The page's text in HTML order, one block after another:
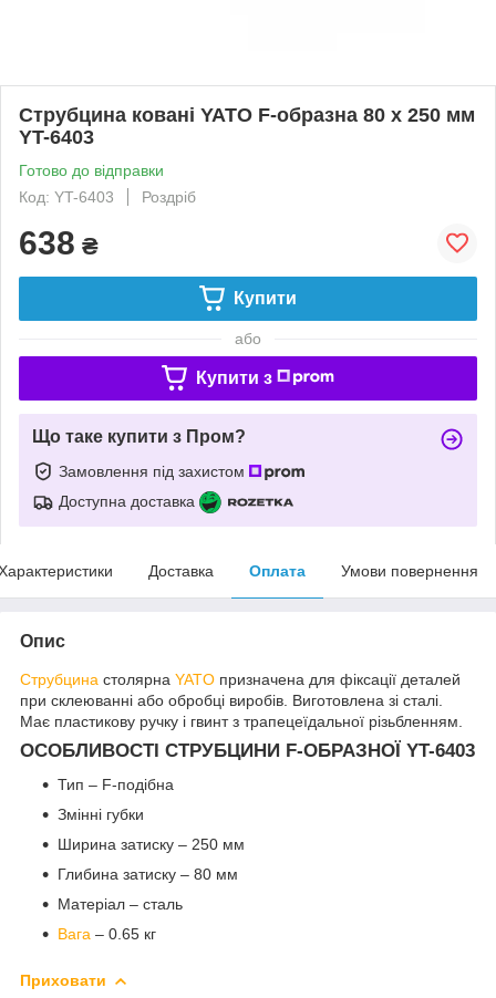
Струбцина ковані YATO F-образна 80 x 250 мм
YT-6403
Готово до відправки
Код: YT-6403
Роздріб
638 ₴
Купити
або
Купити з
Що таке купити з Пром?
Замовлення під захистом
Доступна доставка
Доставка Оплата Умови повернення
Опис
Струбцина столярна YATO призначена для фіксації деталей
при склеюванні або обробці виробів. Виготовлена зі сталі.
Має пластикову ручку і гвинт з трапецеїдальної різьбленням.
ОСОБЛИВОСТІ СТРУБЦИНИ F-ОБРАЗНОЇ YT-6403
Тип – F-подібна
Змінні губки
Ширина затиску – 250 мм
Глибина затиску – 80 мм
Матеріал – сталь
Вага – 0.65 кг
Приховати